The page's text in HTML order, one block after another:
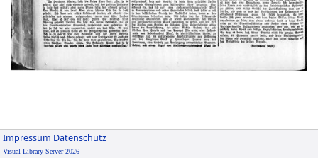
Impressum Datenschutz
Visual Library Server 2026